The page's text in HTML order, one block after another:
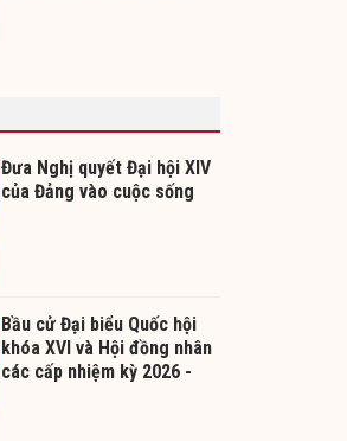
Đưa Nghị quyết Đại hội XIV
của Đảng vào cuộc sống
Bầu cử Đại biểu Quốc hội
khóa XVI và Hội đồng nhân
các cấp nhiệm kỳ 2026 -